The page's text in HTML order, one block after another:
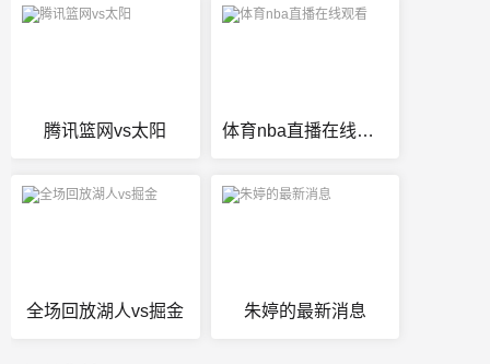
腾讯篮网vs太阳 体育nba直播在线观看
全场回放湖人vs掘金 朱婷的最新消息